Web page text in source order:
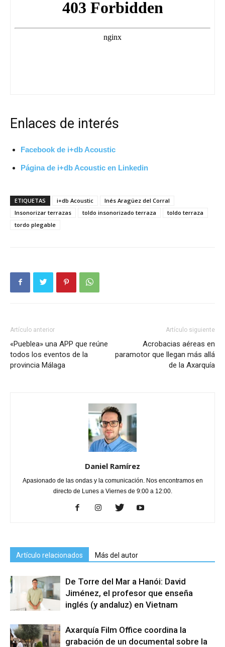
Enlaces de interés
Facebook de i+db Acoustic
Página de i+db Acoustic en Linkedin
ETIQUETAS i+db Acoustic
Inés Aragüez del Corral
Insonorizar terrazas
toldo insonorizado terraza
toldo terraza
tordo plegable
Artículo anterior
«Pueblea» una APP que reúne
todos los eventos de la
provincia Málaga
Artículo siguiente
Acrobacias aéreas en
paramotor que llegan más allá
de la Axarquía
Daniel Ramírez
Apasionado de las ondas y la comunicación. Nos encontramos en
directo de Lunes a Viernes de 9:00 a 12:00.
Artículo relacionados Más del autor
De Torre del Mar a Hanói: David
Jiménez, el profesor que enseña
inglés (y andaluz) en Vietnam
Axarquía Film Office coordina la
grabación de un documental sobre la